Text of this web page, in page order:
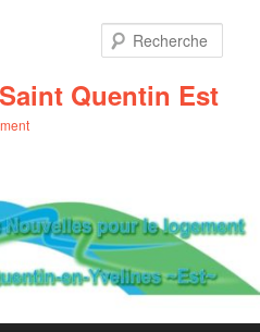
Quentin Est